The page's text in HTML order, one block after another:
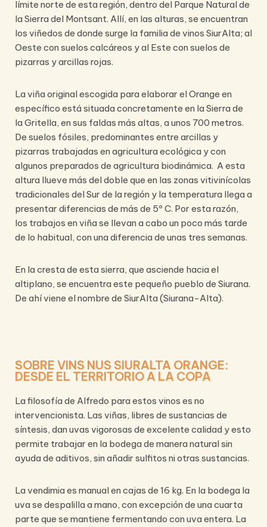
límite norte de esta región, dentro del Parque Natural de
la Sierra del Montsant. Allí, en las alturas, se encuentran
los viñedos de donde surge la familia de vinos SiurAlta; al
Oeste con suelos calcáreos y al Este con suelos de
pizarras y arcillas rojas.
La viña original escogida para elaborar el Orange en
específico está situada concretamente en la Sierra de
la Gritella, en sus faldas más altas, a unos 700 metros.
De suelos fósiles, predominantes entre arcillas y
pizarras trabajadas en agricultura ecológica y con
algunos preparados de agricultura biodinámica. A esta
altura llueve más del doble que en las zonas vitivinícolas
tradicionales del Sur de la región y la temperatura llega a
presentar diferencias de más de 5º C. Por esta razón,
los trabajos en viña se llevan a cabo un poco más tarde
de lo habitual, con una diferencia de unas tres semanas.
En la cresta de esta sierra, que asciende hacia el
altiplano, se encuentra este pequeño pueblo de Siurana.
De ahí viene el nombre de SiurAlta (Siurana-Alta).
SOBRE VINS NUS SIURALTA ORANGE:
DESDE EL TERRITORIO A LA COPA
La filosofía de Alfredo para estos vinos es no
intervencionista. Las viñas, libres de sustancias de
síntesis, dan uvas vigorosas de excelente calidad y esto
permite trabajar en la bodega de manera natural sin
ayuda de aditivos, sin añadir sulfitos ni otras sustancias.
La vendimia es manual en cajas de 16 kg. En la bodega la
uva se despalilla a mano, con excepción de una cuarta
parte que se mantiene fermentando con uva entera. La